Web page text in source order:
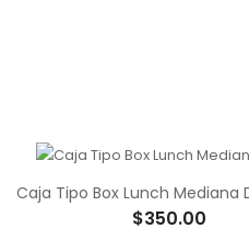
$350.00